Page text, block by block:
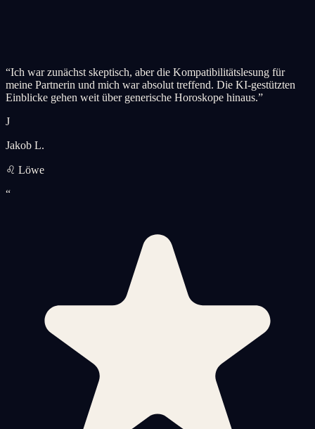
“Ich war zunächst skeptisch, aber die Kompatibilitätslesung für
meine Partnerin und mich war absolut treffend. Die KI-gestützten
Einblicke gehen weit über generische Horoskope hinaus.”
J
Jakob L.
♌ Löwe
“